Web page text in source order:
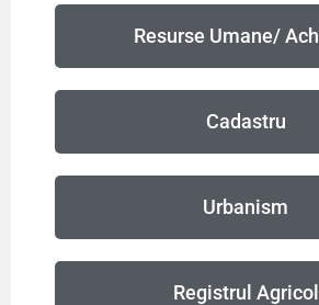
Resurse Umane/
Cadastru
Urbanism
Registrul Agricol